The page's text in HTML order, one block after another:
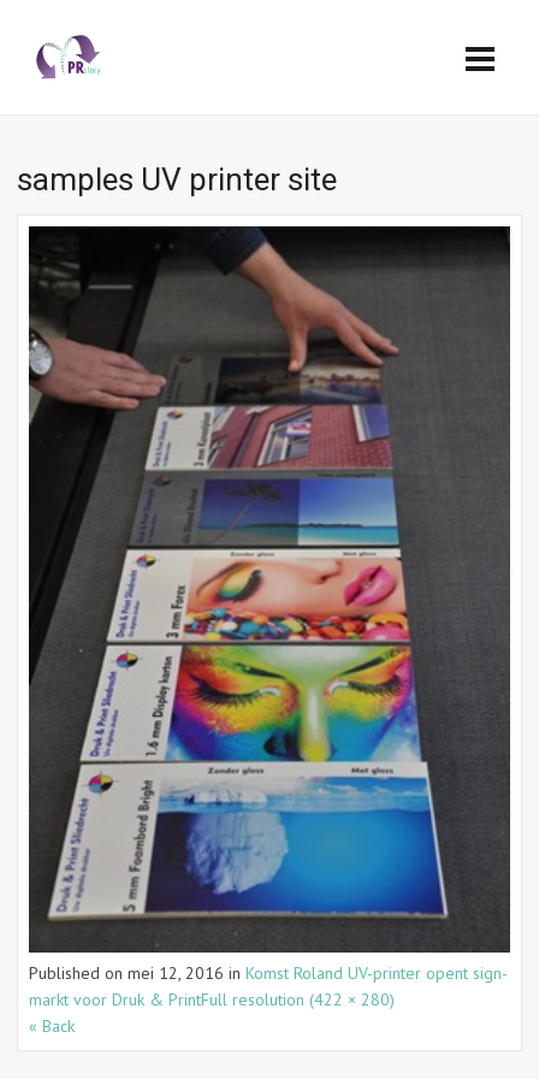
samples UV printer site
Published on mei 12, 2016 in Komst Roland UV-printer opent sign-
markt voor Druk & PrintFull resolution (422 × 280)
« Back